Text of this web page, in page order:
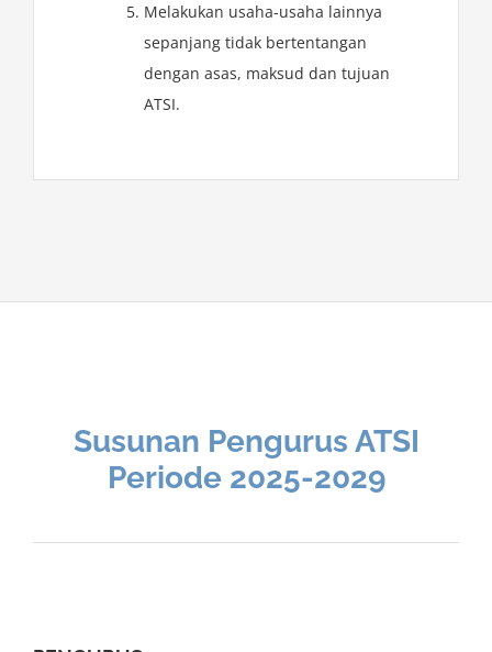
Melakukan usaha-usaha lainnya
sepanjang tidak bertentangan
dengan asas, maksud dan tujuan
ATSI.
Susunan Pengurus ATSI
Periode 2025-2029